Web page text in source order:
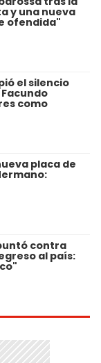
y una nueva
ofendida"
el silencio
como
placa de
contra
al país: